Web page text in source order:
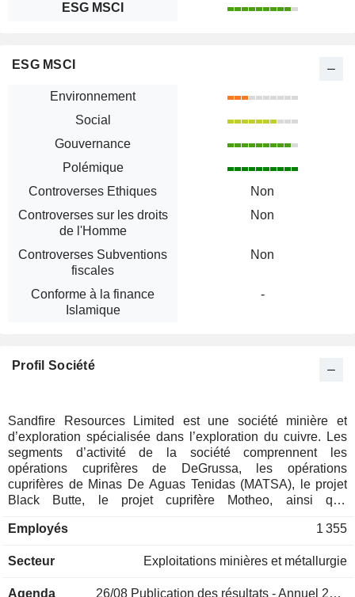
ESG MSCI
ESG MSCI
Environnement
Social
Gouvernance
Polémique
Controverses Ethiques
Non
Controverses sur les droits
de l'Homme
Non
Controverses Subventions
fiscales
Non
Conforme à la finance
Islamique
-
Profil Société
Sandfire Resources Limited est une société minière et
d’exploration spécialisée dans l’exploration du cuivre. Les
segments d’activité de la société comprennent les
opérations cuprifères de DeGrussa, les opérations
cuprifères de Minas De Aguas Tenidas (MATSA), le projet
Black Butte, le projet cuprifère Motheo, ainsi que
cuprifères de DeGrussa comprend les mines de cuivre et
minière du bassin de Bryah, en Australie-Occidentale. Le
Employés 1 355
Secteur Exploitations minières et métallurgie
Agenda 26/08 Publication des résultats - Annuel 2026